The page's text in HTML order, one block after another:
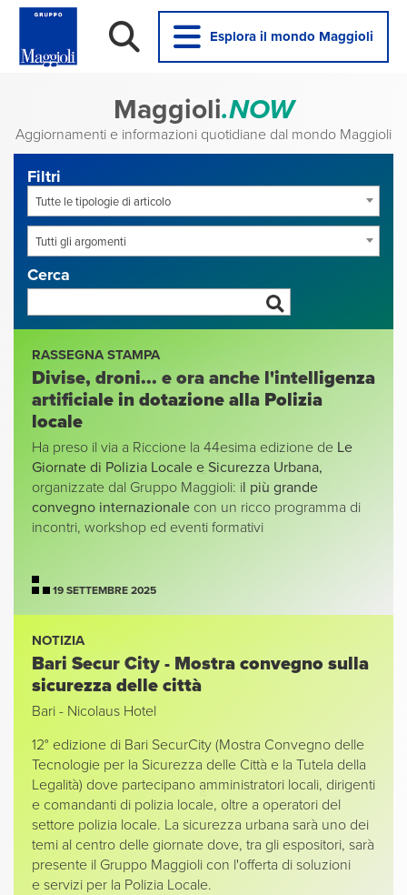
Esplora il mondo Maggioli
Maggioli.NOW
Aggiornamenti e informazioni quotidiane dal mondo Maggioli
Filtri
Tutte le tipologie di articolo
Tutti gli argomenti
Cerca
RASSEGNA STAMPA
Divise, droni... e ora anche l'intelligenza
artificiale in dotazione alla Polizia
locale
Ha preso il via a Riccione la 44esima edizione de Le
Giornate di Polizia Locale e Sicurezza Urbana,
organizzate dal Gruppo Maggioli: il più grande
convegno internazionale con un ricco programma di
incontri, workshop ed eventi formativi
19 SETTEMBRE 2025
NOTIZIA
Bari Secur City - Mostra convegno sulla
sicurezza delle città
Bari - Nicolaus Hotel
12° edizione di Bari SecurCity (Mostra Convegno delle
Tecnologie per la Sicurezza delle Città e la Tutela della
Legalità) dove partecipano amministratori locali, dirigenti
e comandanti di polizia locale, oltre a operatori del
settore polizia locale. La sicurezza urbana sarà uno dei
temi al centro delle giornate dove, tra gli espositori, sarà
presente il Gruppo Maggioli con l'offerta di soluzioni
e servizi per la Polizia Locale.